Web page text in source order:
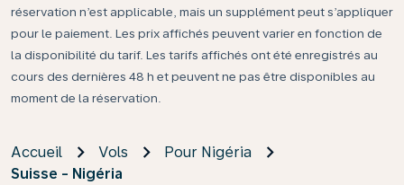
réservation n’est applicable, mais un supplément peut s’appliquer
pour le paiement. Les prix affichés peuvent varier en fonction de
la disponibilité du tarif. Les tarifs affichés ont été enregistrés au
cours des dernières 48 h et peuvent ne pas être disponibles au
moment de la réservation.
Accueil Vols
Pour Nigéria
Suisse - Nigéria